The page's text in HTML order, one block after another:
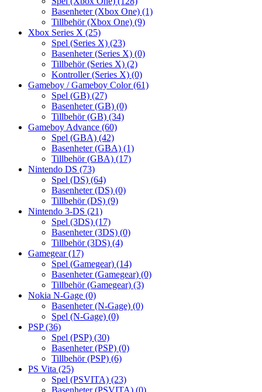
Basenheter (Xbox One) (1)
Tillbehör (Xbox One) (9)
Xbox Series X (25)
Spel (Series X) (23)
Basenheter (Series X) (0)
Tillbehör (Series X) (2)
Kontroller (Series X) (0)
Gameboy / Gameboy Color(61)
Spel (GB) (27)
Basenheter (GB) (0)
Tillbehör (GB) (34)
Gameboy Advance (60)
Spel (GBA) (42)
Basenheter (GBA) (1)
Tillbehör (GBA) (17)
Nintendo DS (73)
Spel (DS) (64)
Basenheter (DS) (0)
Tillbehör (DS) (9)
Nintendo 3-DS (21)
Spel (3DS) (17)
Basenheter (3DS) (0)
Tillbehör (3DS) (4)
Gamegear(17)
Spel (Gamegear) (14)
Basenheter (Gamegear) (0)
Tillbehör (Gamegear) (3)
Nokia N-Gage (0)
Basenheter (N-Gage) (0)
Spel (N-Gage) (0)
PSP(36)
Spel (PSP) (30)
Basenheter (PSP) (0)
Tillbehör (PSP) (6)
PS Vita (25)
Spel (PSVITA) (23)